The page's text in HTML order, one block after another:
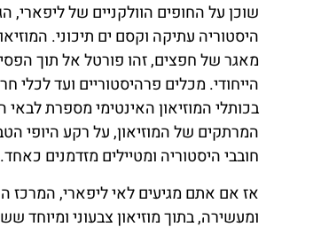
שוכן על החופים הוולקניים של ליפארי,
היסטוריה עתיקה וקסם ים תיכוני.
מאגר של חפצים, זהו פורטל אל תוך
הייחודי. מכלים פרהיסטוריים ועד לכלי
בכותלי המוזיאון האינטימי מספרת
המרתקים של המוזיאון, על רקע היופי
חובבי היסטוריה ומטיילים מזדמנים כאחד.
אז אם אתם מגיעים לאי ליפארי,
ומעשירה, בתוך מוזיאון צבעוני ומיוחד